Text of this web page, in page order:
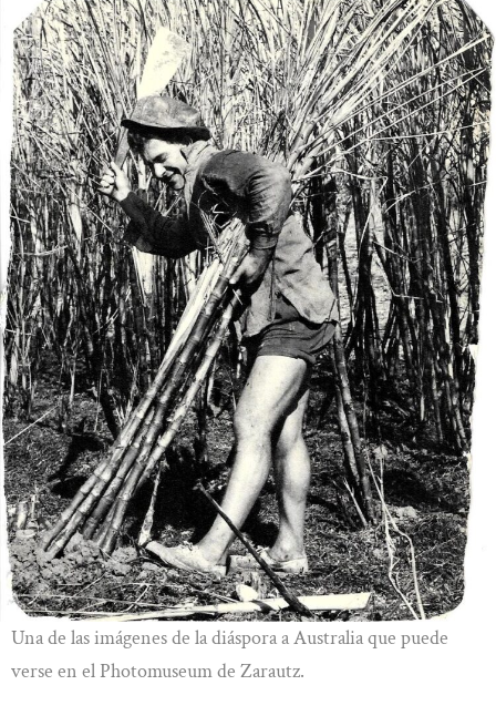
Una de las imágenes de la diáspora a Australia que puede
verse en el Photomuseum de Zarautz.